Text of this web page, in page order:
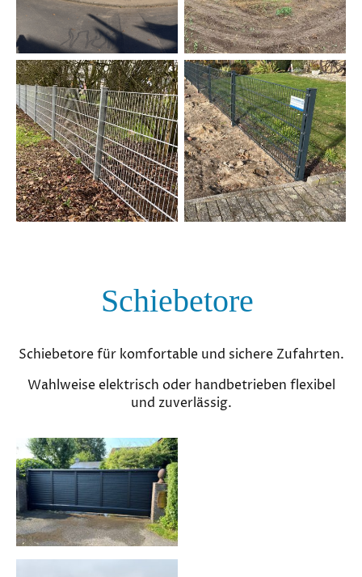
Schiebetore
Schiebetore für komfortable und sichere Zufahrten.
Wahlweise elektrisch oder handbetrieben flexibel
und zuverlässig.